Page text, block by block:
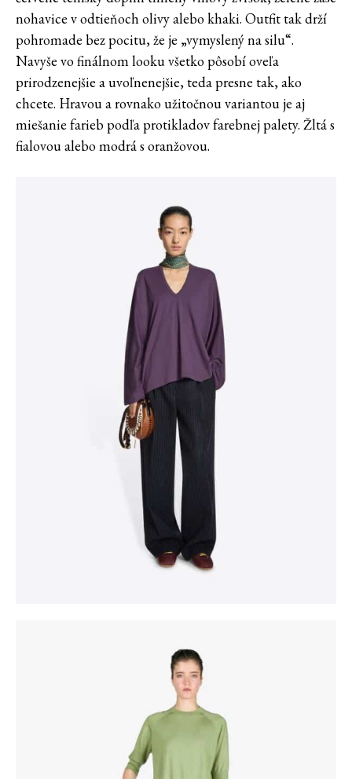
nohavice v odtieňoch olivy alebo khaki. Outfit tak drží
pohromade bez pocitu, že je „vymyslený na silu“.
Navyše vo finálnom looku všetko pôsobí oveľa
prirodzenejšie a uvoľnenejšie, teda presne tak, ako
chcete. Hravou a rovnako užitočnou variantou je aj
miešanie farieb podľa protikladov farebnej palety. Žltá s
fialovou alebo modrá s oranžovou.